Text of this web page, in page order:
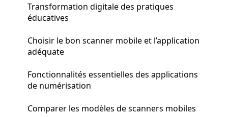
Transformation digitale des pratiques
éducatives
Choisir le bon scanner mobile et l’application
adéquate
Fonctionnalités essentielles des applications
de numérisation
Comparer les modèles de scanners mobiles